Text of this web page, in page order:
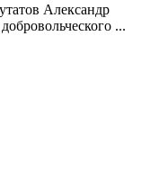
Александр
...